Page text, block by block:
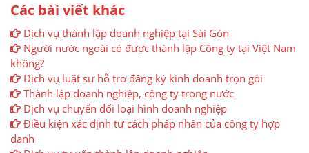
Các bài viết khác
Dịch vụ thành lập doanh nghiệp tại Sài Gòn
Người nước ngoài có được thành lập Công ty tại Việt Nam
không?
Dịch vụ luật sư hỗ trợ đăng ký kinh doanh trọn gói
Thành lập doanh nghiệp, công ty trong nước
Dịch vụ chuyển đổi loại hình doanh nghiệp
Điều kiện xác định tư cách pháp nhân của công ty hợp
danh